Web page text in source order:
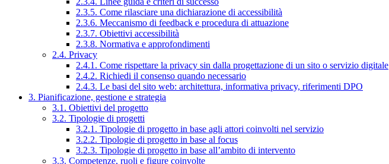
2.3.5. Come rilasciare una dichiarazione di accessibilità
2.3.6. Meccanismo di feedback e procedura di attuazione
2.3.7. Obiettivi accessibilità
2.3.8. Normativa e approfondimenti
2.4. Privacy
2.4.1. Come rispettare la privacy sin dalla progettazione di un sito o servizio digitale
2.4.2. Richiedi il consenso quando necessario
2.4.3. Le basi del sito web: architettura, informativa privacy, riferimenti DPO
3. Pianificazione, gestione e strategia
3.1. Obiettivi del progetto
3.2. Tipologie di progetti
3.2.1. Tipologie di progetto in base agli attori coinvolti nel servizio
3.2.2. Tipologie di progetto in base al focus
3.2.3. Tipologie di progetto in base all’ambito di intervento
3.3. Competenze, ruoli e figure coinvolte